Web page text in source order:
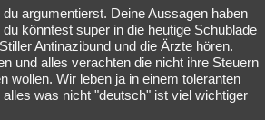
argumentierst. Deine Aussagen haben
könntest super in die heutige Schublade
Antinazibund und die Ärzte hören.
und alles verachten die nicht ihre Steuern
wollen. Wir leben ja in einem toleranten
was nicht "deutsch" ist viel wichtiger